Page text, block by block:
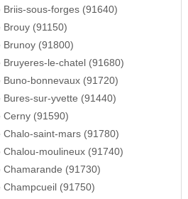
sous-forges (91640)
Brouy (91150)
Brunoy (91800)
le-chatel (91680)
bonnevaux (91720)
sur-yvette (91440)
Cerny (91590)
saint-mars (91780)
moulineux (91740)
Chamarande (91730)
Champcueil (91750)